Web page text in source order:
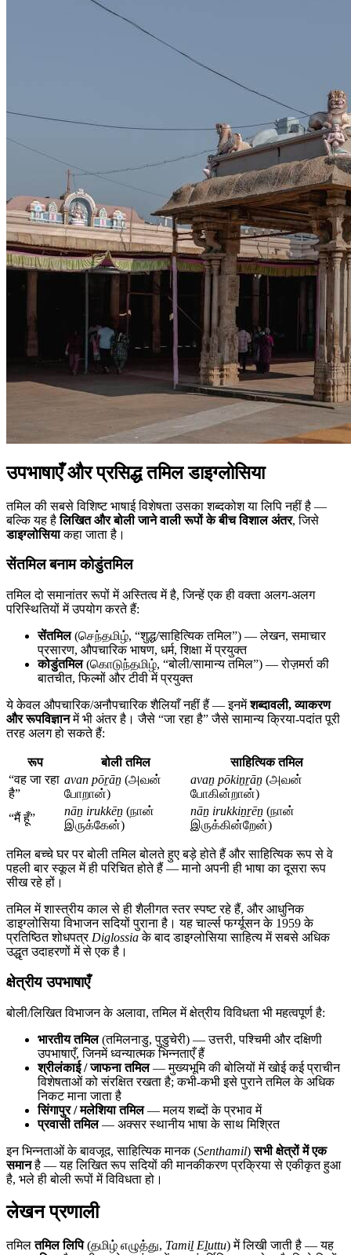
उपभाषाएँ और प्रसिद्ध तमिल डाइग्लोसिया
तमिल की सबसे विशिष्ट भाषाई विशेषता उसका शब्दकोश या लिपि नहीं है —
बल्कि यह हैलिखित और बोली जाने वाली रूपों के बीच विशाल अंतर, जिसे
डाइग्लोसियाकहा जाता है।
सेंतमिल बनाम कोडुंतमिल
तमिल दो समानांतर रूपों में अस्तित्व में है, जिन्हें एक ही वक्ता अलग-अलग
परिस्थितियों में उपयोग करते हैं:
सेंतमिल(செந்தமிழ், “शुद्ध/साहित्यिक तमिल”) — लेखन, समाचार
प्रसारण, औपचारिक भाषण, धर्म, शिक्षा में प्रयुक्त
कोडुंतमिल(கொடுந்தமிழ், “बोली/सामान्य तमिल”) — रोज़मर्रा की
बातचीत, फिल्मों और टीवी में प्रयुक्त
ये केवल औपचारिक/अनौपचारिक शैलियाँ नहीं हैं — इनमेंशब्दावली, व्याकरण
और रूपविज्ञानमें भी अंतर है। जैसे “जा रहा है” जैसे सामान्य क्रिया-पदांत पूरी
तरह अलग हो सकते हैं:
रूप बोली तमिल
साहित्यिक तमिल
“वह जा रहा
है”
avan pōṟāṉ (அவன்
போறான்)
avaṉ pōkiṉṟāṉ (அவன்
போகின்றான்)
“मैं हूँ”
nāṉ irukkēṉ (நான்
இருக்கேன்)
nāṉ irukkiṉṟēṉ (நான்
இருக்கின்றேன்)
तमिल बच्चे घर पर बोली तमिल बोलते हुए बड़े होते हैं और साहित्यिक रूप से वे
पहली बार स्कूल में ही परिचित होते हैं — मानो अपनी ही भाषा का दूसरा रूप
सीख रहे हों।
तमिल में शास्त्रीय काल से ही शैलीगत स्तर स्पष्ट रहे हैं, और आधुनिक
डाइग्लोसिया विभाजन सदियों पुराना है। यह चार्ल्स फर्ग्यूसन के 1959 के
प्रतिष्ठित शोधपत्र Diglossiaके बाद डाइग्लोसिया साहित्य में सबसे अधिक
उद्धृत उदाहरणों में से एक है।
क्षेत्रीय उपभाषाएँ
बोली/लिखित विभाजन के अलावा, तमिल में क्षेत्रीय विविधता भी महत्वपूर्ण है:
भारतीय तमिल(तमिलनाडु, पुडुचेरी) — उत्तरी, पश्चिमी और दक्षिणी
उपभाषाएँ, जिनमें ध्वन्यात्मक भिन्नताएँ हैं
श्रीलंकाई / जाफना तमिल— मुख्यभूमि की बोलियों में खोई कई प्राचीन
विशेषताओं को संरक्षित रखता है; कभी-कभी इसे पुराने तमिल के अधिक
निकट माना जाता है
सिंगापुर / मलेशिया तमिल— मलय शब्दों के प्रभाव में
प्रवासी तमिल— अक्सर स्थानीय भाषा के साथ मिश्रित
इन भिन्नताओं के बावजूद, साहित्यिक मानक (Senthamil)सभी क्षेत्रों में एक
समानहै — यह लिखित रूप सदियों की मानकीकरण प्रक्रिया से एकीकृत हुआ
है, भले ही बोली रूपों में विविधता हो।
लेखन प्रणाली
तमिलतमिल लिपि(தமிழ் எழுத்து, Tamiḻ Eḻuttu) में लिखी जाती है — यह